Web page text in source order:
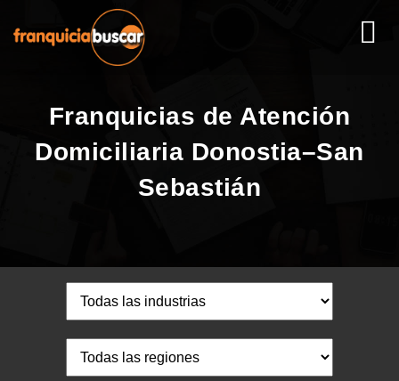
Franquicias de Atención
Domiciliaria Donostia–San
Sebastián